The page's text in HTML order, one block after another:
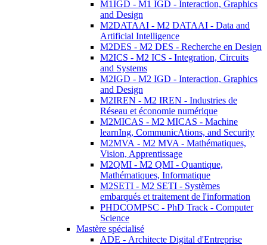
M1IGD - M1 IGD - Interaction, Graphics
and Design
M2DATAAI - M2 DATAAI - Data and
Artificial Intelligence
M2DES - M2 DES - Recherche en Design
M2ICS - M2 ICS - Integration, Circuits
and Systems
M2IGD - M2 IGD - Interaction, Graphics
and Design
M2IREN - M2 IREN - Industries de
Réseau et économie numérique
M2MICAS - M2 MICAS - Machine
learnIng, CommunicAtions, and Security
M2MVA - M2 MVA - Mathématiques,
Vision, Apprentissage
M2QMI - M2 QMI - Quantique,
Mathématiques, Informatique
M2SETI - M2 SETI - Systèmes
embarqués et traitement de l'information
PHDCOMPSC - PhD Track - Computer
Science
Mastère spécialisé
ADE - Architecte Digital d'Entreprise